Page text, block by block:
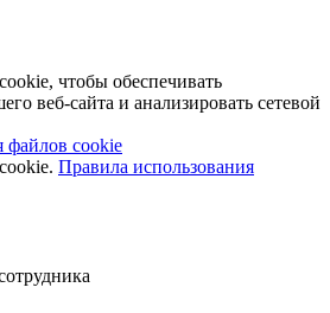
чтобы обеспечивать
веб-сайта и анализировать сетевой
файлов cookie
Правила использования